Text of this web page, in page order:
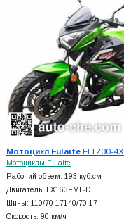
Мотоцикл FulaiteFLT200-4X
Мотоциклы Fulaite
Рабочий объем: 193 куб.см
Двигатель: LX163FML-D
Шины: 110/70-17140/70-17
Скорость: 90 км/ч